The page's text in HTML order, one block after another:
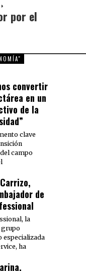
por el
convertir
en un
de la
clave
campo
de
la
grupo
ha